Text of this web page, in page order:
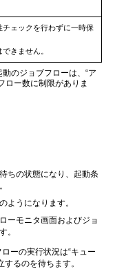
ェックを行わずに一時保
きません。
のジョブフローは、“ア
ロー数に制限がありま
ちの状態になり、起動条
ようになります。
ーモニタ画面およびジョ
。
ーの実行状況は“キュー
るのを待ちます。